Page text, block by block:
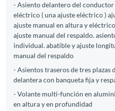
- Asiento delantero del
eléctrico ( una ajuste eléctrico )
ajuste manual en altura y
ajuste manual del respaldo.
individual. abatible y ajuste
manual del respaldo
- Asientos traseros de tres
delantera con banqueta fija y
- Volante multi-función en
en altura y en profundidad